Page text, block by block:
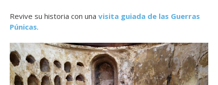
Revive su historia con una visita guiada de las Guerras
Púnicas.